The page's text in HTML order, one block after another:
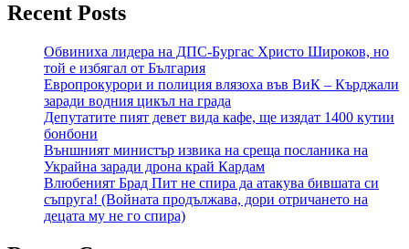
Recent Posts
Обвиниха лидера на ДПС-Бургас Христо Широков, но
той е избягал от България
Европрокурори и полиция влязоха във ВиК – Кърджали
заради водния цикъл на града
Депутатите пият девет вида кафе, ще изядат 1400 кутии
бонбони
Външният министър извика на среща посланика на
Украйна заради дрона край Кардам
Влюбеният Брад Пит не спира да атакува бившата си
съпруга! (Войната продължава, дори отричането на
децата му не го спира)